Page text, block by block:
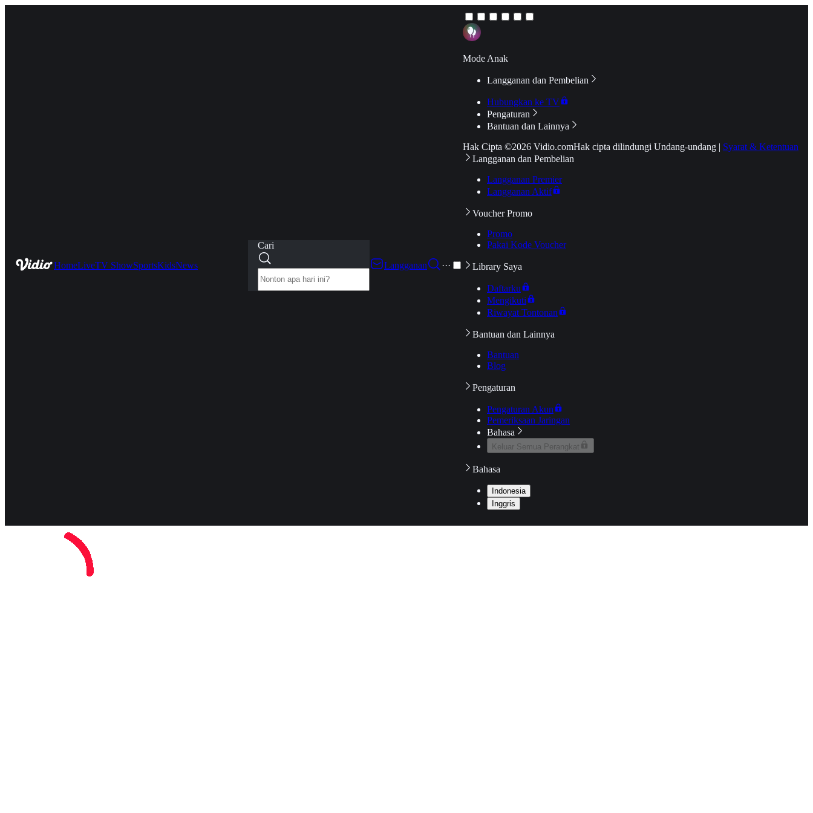
HomeLiveTV ShowSportsKidsNews
Cari
Langganan
···
Mode Anak
Langganan dan Pembelian
Hubungkan ke TV
Pengaturan
Bantuan dan Lainnya
Hak Cipta ©2026 Vidio.comHak cipta dilindungi Undang-undang | Syarat & Ketentuan
Langganan dan Pembelian
Langganan Premier
Langganan Aktif
Voucher Promo
Promo
Pakai Kode Voucher
Library Saya
Daftarku
Mengikuti
Riwayat Tontonan
Bantuan dan Lainnya
Bantuan
Blog
Pengaturan
Pengaturan Akun
Pemeriksaan Jaringan
Bahasa
Keluar Semua Perangkat
Bahasa
Indonesia
Inggris